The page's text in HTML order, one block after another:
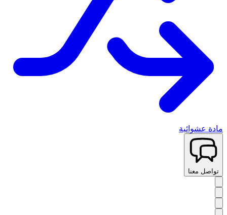
مادة عشوائية
تواصل معنا